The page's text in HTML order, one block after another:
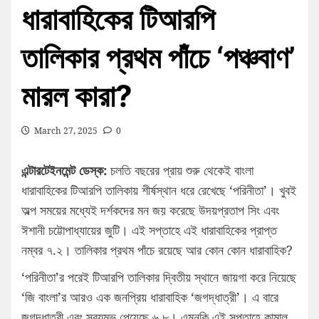
ধারাবাহিকের টিআরপি
তালিকার প্রথম পাঁচে ‘পঞ্চবাণ’
মারল কারা?
March 27, 2025 0
এন্টারটেইনমেন্ট ডেস্ক: চলতি বছরের প্রায় শুরু থেকেই বাংলা
ধারাবাহিকের টিআরপি তালিকায় শীর্ষস্থান ধরে রেখেছে ‘পরিনীতা’। খুবই
অল্প সময়ের মধ্যেই দর্শকদের মন জয় করেছে উদয়প্রতাপ সিং এবং
ঈশানী চট্টোপাধ্যায়ের জুটি। এই সপ্তাহে এই ধারাবাহিকের প্রাপ্ত
নম্বর ৭.২। তালিকার প্রথম পাঁচে রয়েছে আর কোন কোন ধারাবাহিক?
‘পরিনীতা’র পরেই টিআরপি তালিকার দ্বিতীয় স্থানে জায়গা করে নিয়েছে
‘জি বাংলা’র আরও এক জনপ্রিয় ধারাবাহিক ‘জগদ্ধাত্রী’। এ বারে